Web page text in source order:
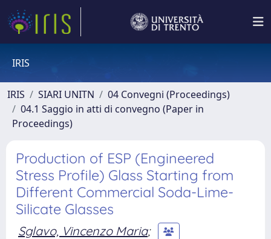
IRIS
IRIS SIARI UNITN
04 Convegni (Proceedings)
04.1 Saggio in atti di convegno (Paper in
Proceedings)
Production of ESP (Engineered
Stress Profile) Glass Starting from
Different Commercial Soda-Lime-
Silicate Glasses
Sglavo, Vincenzo Maria;